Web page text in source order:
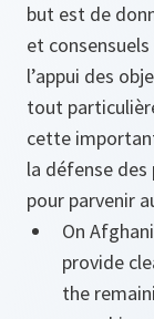
but est de
et
l’appui des
tout
cette
la défense des
pour parvenir
On
provide
the